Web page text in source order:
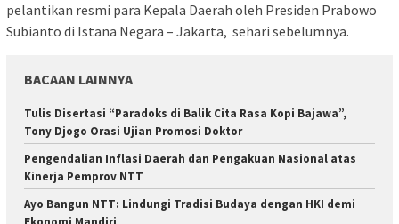
pelantikan resmi para Kepala Daerah oleh Presiden Prabowo
Subianto di Istana Negara – Jakarta, sehari sebelumnya.
BACAAN LAINNYA
Tulis Disertasi “Paradoks di Balik Cita Rasa Kopi Bajawa”,
Tony Djogo Orasi Ujian Promosi Doktor
Pengendalian Inflasi Daerah dan Pengakuan Nasional atas
Kinerja Pemprov NTT
Ayo Bangun NTT: Lindungi Tradisi Budaya dengan HKI demi